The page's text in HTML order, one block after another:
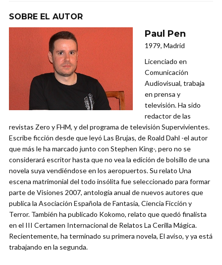
SOBRE EL AUTOR
Paul Pen
1979, Madrid
Licenciado en
Comunicación
Audiovisual, trabaja
en prensa y
televisión. Ha sido
redactor de las
revistas Zero y FHM, y del programa de televisión Supervivientes.
Escribe ficción desde que leyó Las Brujas, de Roald Dahl -el autor
que más le ha marcado junto con Stephen King-, pero no se
considerará escritor hasta que no vea la edición de bolsillo de una
novela suya vendiéndose en los aeropuertos. Su relato Una
escena matrimonial del todo insólita fue seleccionado para formar
parte de Visiones 2007, antología anual de nuevos autores que
publica la Asociación Española de Fantasía, Ciencia Ficción y
Terror. También ha publicado Kokomo, relato que quedó finalista
en el III Certamen Internacional de Relatos La Cerilla Mágica.
Recientemente, ha terminado su primera novela, El aviso, y ya está
trabajando en la segunda.